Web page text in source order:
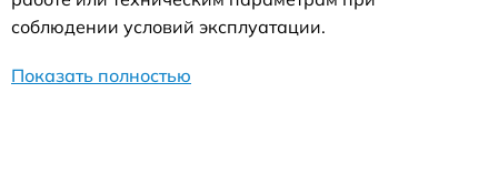
соблюдении условий эксплуатации.
Показать полностью